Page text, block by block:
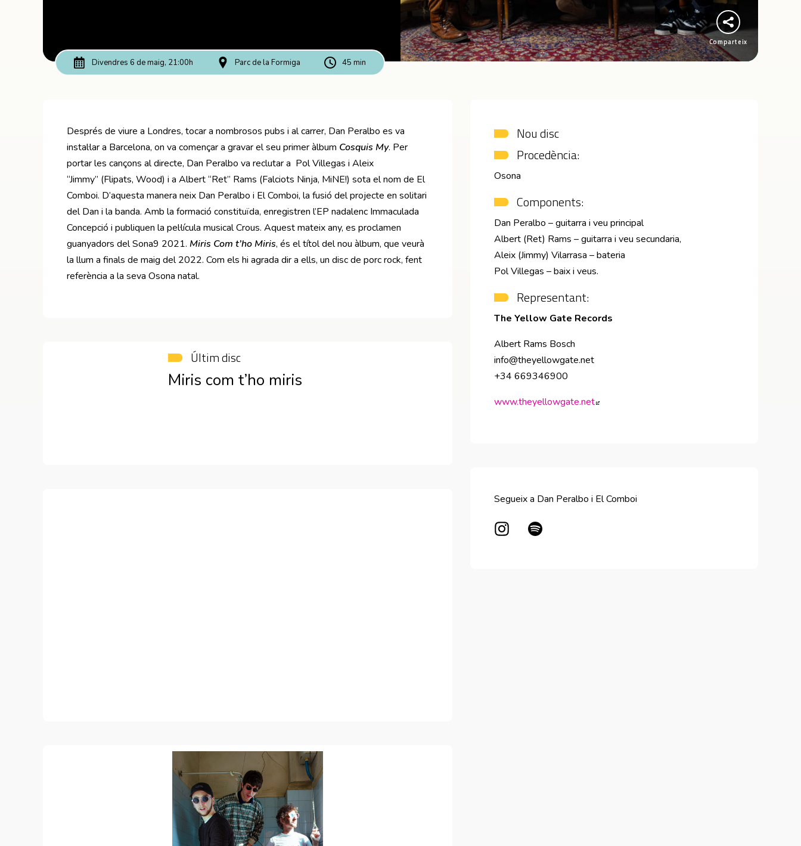
Comparteix
Divendres 6 de maig, 21:00h Parc de la Formiga 45 min
Després de viure a Londres, tocar a nombrosos pubs i al carrer, Dan Peralbo es va
instal·lar a Barcelona, on va començar a gravar el seu primer àlbum Cosquis My. Per
portar les cançons al directe, Dan Peralbo va reclutar a Pol Villegas i Aleix
“Jimmy” (Flipats, Wood) i a Albert “Ret” Rams (Falciots Ninja, MiNE!) sota el nom de El
Comboi. D’aquesta manera neix Dan Peralbo i El Comboi, la fusió del projecte en solitari
del Dan i la banda. Amb la formació constituïda, enregistren l’EP nadalenc Immaculada
Concepció i publiquen la pel·lícula musical Crous. Aquest mateix any, es proclamen
guanyadors del Sona9 2021. Miris Com t’ho Miris, és el títol del nou àlbum, que veurà
la llum a finals de maig del 2022. Com els hi agrada dir a ells, un disc de porc rock, fent
referència a la seva Osona natal.
Nou disc
Procedència:
Osona
Components:
Dan Peralbo – guitarra i veu principal
Albert (Ret) Rams – guitarra i veu secundaria,
Aleix (Jimmy) Vilarrasa – bateria
Pol Villegas – baix i veus.
Representant:
The Yellow Gate Records
Albert Rams Bosch
info@theyellowgate.net
+34 669346900
www.theyellowgate.net
Últim disc
Miris com t’ho miris
Segueix a Dan Peralbo i El Comboi
Abre en nueva ventana